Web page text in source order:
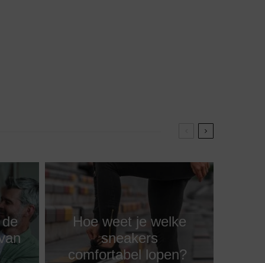
Hoe weet je welke
sneakers
comfortabel lopen?